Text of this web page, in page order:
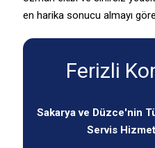
en harika sonucu almayı
Ferizli
Sakarya ve Düzce'nin
Servis